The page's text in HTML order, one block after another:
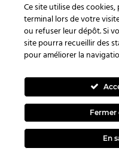
achats remplissant les
produits
Visa
Ce site utilise des
terminal lors de votre
ou refuser leur dépôt. Si
site pourra recueillir des
pour améliorer la
Fermer
En